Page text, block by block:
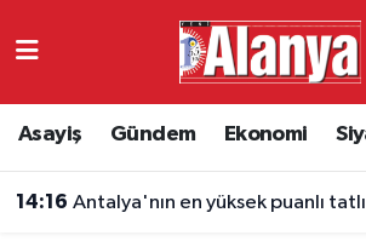
Asayiş Gündem Ekonomi
14:16 Antalya'nın en yüksek puanlı
Ekonomi
Antalya Namaz Vakitleri